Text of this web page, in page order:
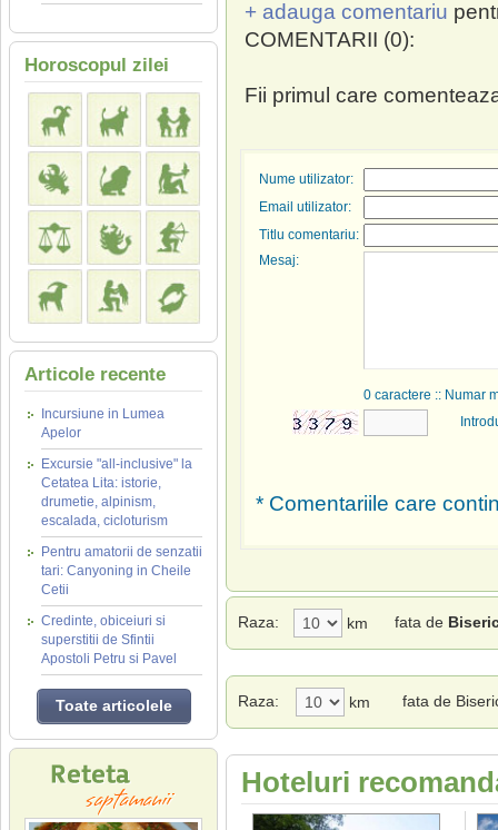
Horoscopul zilei
Articole recente
Incursiune in Lumea
Apelor
Excursie "all-inclusive" la
Cetatea Lita: istorie,
drumetie, alpinism,
escalada, cicloturism
Pentru amatorii de senzatii
tari: Canyoning in Cheile
Cetii
Credinte, obiceiuri si
superstitii de Sfintii
Apostoli Petru si Pavel
Toate articolele
+ adauga comentariu
COMENTARII (0):
Fii primul care
Nume utilizator:
Email utilizator:
Titlu comentariu:
Mesaj:
0 caractere :: Numar
* Comentariile care
Raza: km fata de
Raza: km fata de
Hoteluri